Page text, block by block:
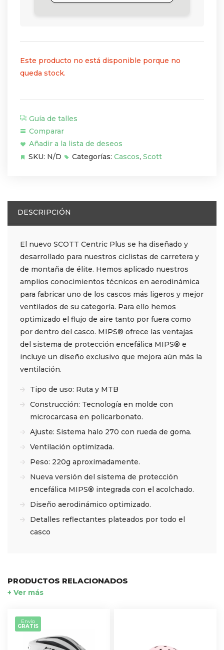
Este producto no está disponible porque no
queda stock.
Guía de talles
Comparar
Añadir a la lista de deseos
SKU: N/D Categorías: Cascos, Scott
DESCRIPCIÓN
El nuevo SCOTT Centric Plus se ha diseñado y
desarrollado para nuestros ciclistas de carretera y
de montaña de élite. Hemos aplicado nuestros
amplios conocimientos técnicos en aerodinámica
para fabricar uno de los cascos más ligeros y mejor
ventilados de su categoría. Para ello hemos
optimizado el flujo de aire tanto por fuera como
por dentro del casco. MIPS® ofrece las ventajas
del sistema de protección encefálica MIPS® e
incluye un diseño exclusivo que mejora aún más la
ventilación.
Tipo de uso: Ruta y MTB
Construcción: Tecnología en molde con
microcarcasa en policarbonato.
Ajuste: Sistema halo 270 con rueda de goma.
Ventilación optimizada.
Peso: 220g aproximadamente.
Nueva versión del sistema de protección
encefálica MIPS® integrada con el acolchado.
Diseño aerodinámico optimizado.
Detalles reflectantes plateados por todo el
casco
PRODUCTOS RELACIONADOS
+ Ver más
Envío
GRATIS